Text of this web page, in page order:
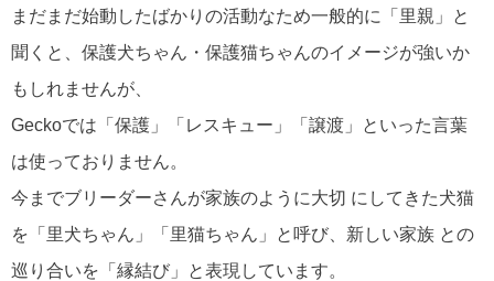
まだまだ始動したばかりの活動なため一般的に「里親」と
聞くと、保護犬ちゃん・保護猫ちゃんのイメージが強いか
もしれませんが、
Geckoでは「保護」「レスキュー」「譲渡」といった言葉
は使っておりません。
今までブリーダーさんが家族のように大切 にしてきた犬猫
を「里犬ちゃん」「里猫ちゃん」と呼び、新しい家族 との
巡り合いを「縁結び」と表現しています。